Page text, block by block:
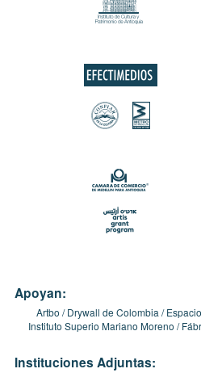
Apoyan:
Artbo Drywall de Colombia
Instituto Superio Mariano Moreno
Instituciones Adjuntas: